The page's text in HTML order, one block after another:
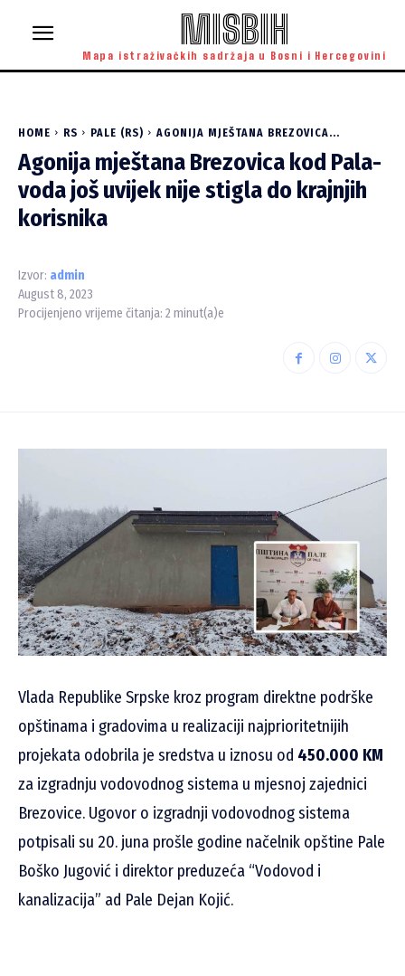
MISBIH
Mapa istraživačkih sadržaja u Bosni i Hercegovini
HOME RS PALE (RS) AGONIJA MJEŠTANA BREZOVICA...
Agonija mještana Brezovica kod Pala-
voda još uvijek nije stigla do krajnjih
korisnika
Izvor: admin
August 8, 2023
Procijenjeno vrijeme čitanja: 2 minut(a)e
Vlada Republike Srpske kroz program direktne podrške
opštinama i gradovima u realizaciji najprioritetnijih
projekata odobrila je sredstva u iznosu od 450.000 KM
za izgradnju vodovodnog sistema u mjesnoj zajednici
Brezovice. Ugovor o izgradnji vodovodnog sistema
potpisali su 20. juna prošle godine načelnik opštine Pale
Boško Jugović i direktor preduzeća “Vodovod i
kanalizacija” ad Pale Dejan Kojić.